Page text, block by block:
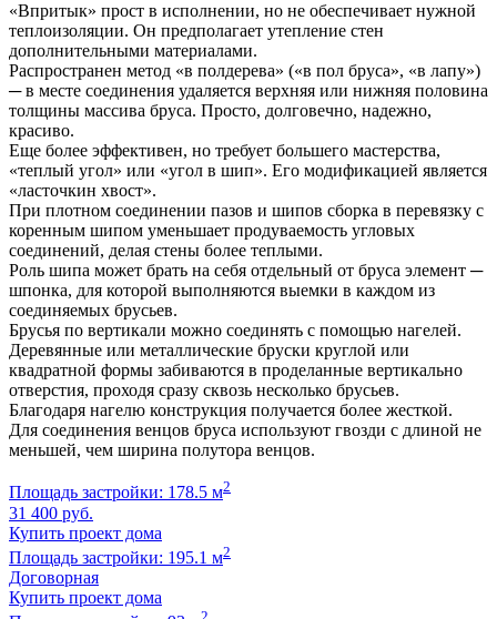
«Впритык» прост в исполнении, но не обеспечивает нужной
теплоизоляции. Он предполагает утепление стен
дополнительными материалами.
Распространен метод «в полдерева» («в пол бруса», «в лапу»)
─ в месте соединения удаляется верхняя или нижняя половина
толщины массива бруса. Просто, долговечно, надежно,
красиво.
Еще более эффективен, но требует большего мастерства,
«теплый угол» или «угол в шип». Его модификацией является
«ласточкин хвост».
При плотном соединении пазов и шипов сборка в перевязку с
коренным шипом уменьшает продуваемость угловых
соединений, делая стены более теплыми.
Роль шипа может брать на себя отдельный от бруса элемент ─
шпонка, для которой выполняются выемки в каждом из
соединяемых брусьев.
Брусья по вертикали можно соединять с помощью нагелей.
Деревянные или металлические бруски круглой или
квадратной формы забиваются в проделанные вертикально
отверстия, проходя сразу сквозь несколько брусьев.
Благодаря нагелю конструкция получается более жесткой.
Для соединения венцов бруса используют гвозди с длиной не
меньшей, чем ширина полутора венцов.
Площадь застройки: 178.5 м2
31 400 руб.
Купить проект дома
Площадь застройки: 195.1 м2
Договорная
Купить проект дома